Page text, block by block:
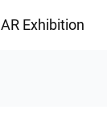
AR Exhibition